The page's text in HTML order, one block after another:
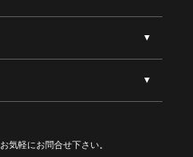
お気軽にお問合せ下さい。